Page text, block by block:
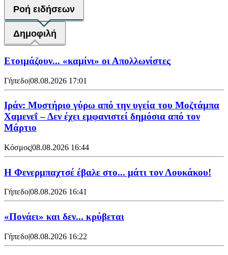
Ροή ειδήσεων
Δημοφιλή
Ετοιμάζουν... «καμίνι» οι Απολλωνίστες
Γήπεδο|08.08.2026 17:01
Ιράν: Μυστήριο γύρω από την υγεία του Μοζτάμπα
Χαμενεΐ – Δεν έχει εμφανιστεί δημόσια από τον
Μάρτιο
Κόσμος|08.08.2026 16:44
Η Φενερμπαχτσέ έβαλε στο... μάτι τον Λουκάκου!
Γήπεδο|08.08.2026 16:41
«Πονάει» και δεν... κρύβεται
Γήπεδο|08.08.2026 16:22